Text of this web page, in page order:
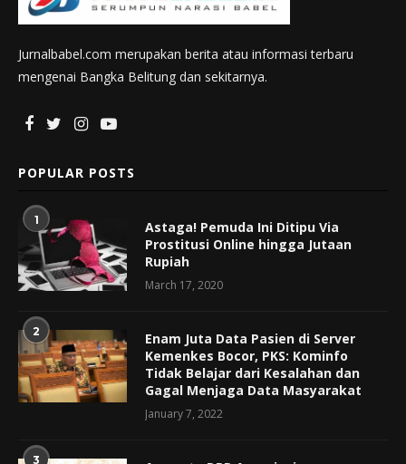
Jurnalbabel.com merupakan berita atau informasi terbaru
mengenai Bangka Belitung dan sekitarnya.
POPULAR POSTS
1
Astaga! Pemuda Ini Ditipu Via
Prostitusi Online hingga Jutaan
Rupiah
March 17, 2020
2
Enam Juta Data Pasien di Server
Kemenkes Bocor, PKS: Kominfo
Tidak Belajar dari Kesalahan dan
Gagal Menjaga Data Masyarakat
January 7, 2022
3